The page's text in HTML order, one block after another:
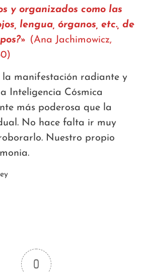
y organizados como las
lengua, órganos, etc., de
(Ana Jachimowicz,
la manifestación radiante y
Inteligencia Cósmica
más poderosa que la
No hace falta ir muy
Nuestro propio
0